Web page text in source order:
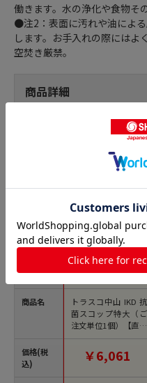
働きます。水の浄化や食物そ
●注2：表面に汚れや油によ
します。お手入れの際にはよ
空焚き厳禁。
商品詳細
スコップの人気商品との
商品名
価格(税
込)
トラスコ中山 IKD 抗
菌スコップ特大（ご
注文単位1個）【直送
品】
￥6,061